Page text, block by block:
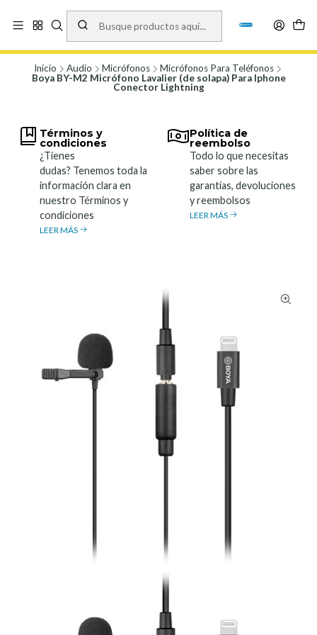
Vísita nuestro local en Los Agustinos 5478, Ñuñoa. Lunes a Viernes 9.30 a
19.00, Sábados 10:00 a 19:00 y Domingos de 10:00 a 17:00
Inicio Audio Micrófonos
Micrófonos Para Teléfonos
Boya BY-M2 Micrófono Lavalier (de solapa) Para Iphone
Conector Lightning
Términos y
condiciones
¿Tienes
dudas? Tenemos toda la
información clara en
nuestro Términos y
condiciones
LEER MÁS
Política de
reembolso
Todo lo que necesitas
saber sobre las
garantías, devoluciones
y reembolsos
LEER MÁS